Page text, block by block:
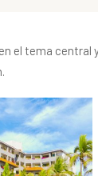
el tema